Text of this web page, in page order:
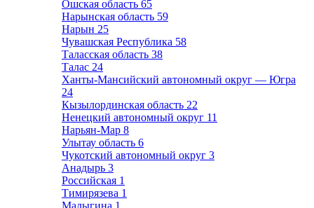
Ошская область 65
Нарынская область 59
Нарын 25
Чувашская Республика 58
Таласская область 38
Талас 24
Ханты-Мансийский автономный округ — Югра
24
Кызылординская область 22
Ненецкий автономный округ 11
Нарьян-Мар 8
Улытау область 6
Чукотский автономный округ 3
Анадырь 3
Российская 1
Тимирязева 1
Малыгина 1